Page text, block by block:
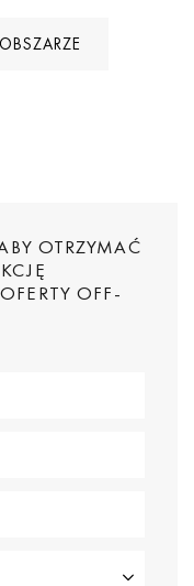
OTRZYMAĆ
OFF-